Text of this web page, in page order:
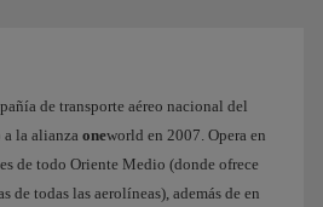
de transporte aéreo nacional del
a la alianza oneworld en 2007. Opera en
de todo Oriente Medio (donde ofrece
de todas las aerolíneas), además de en